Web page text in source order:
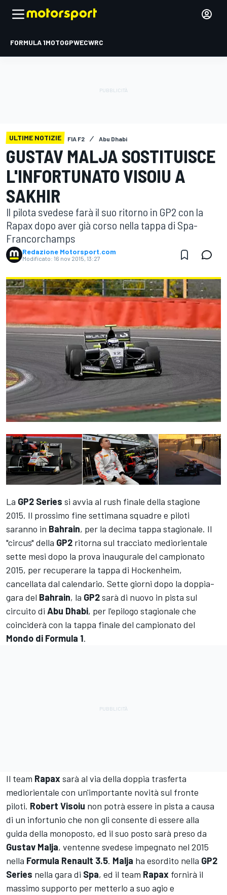
FORMULA 1MOTOGPWECWRC
ULTIME NOTIZIE FIA F2 Abu Dhabi
GUSTAV MALJA SOSTITUISCE
L'INFORTUNATO VISOIU A
SAKHIR
Il pilota svedese farà il suo ritorno in GP2 con la
Rapax dopo aver già corso nella tappa di Spa-
Francorchamps
Redazione Motorsport.com
Modificato: 16 nov 2015, 13:27
La GP2 Series si avvia al rush finale della stagione
2015. Il prossimo fine settimana squadre e piloti
saranno in Bahrain, per la decima tappa stagionale. Il
"circus" della GP2 ritorna sul tracciato mediorientale
sette mesi dopo la prova inaugurale del campionato
2015, per recuperare la tappa di Hockenheim,
cancellata dal calendario. Sette giorni dopo la doppia-
gara del Bahrain, la GP2sarà di nuovo in pista sul
circuito di Abu Dhabi, per l'epilogo stagionale che
coinciderà con la tappa finale del campionato del
Mondo di Formula 1.
Il team Rapaxsarà al via della doppia trasferta
mediorientale con un'importante novità sul fronte
piloti. Robert Visoiu non potrà essere in pista a causa
di un infortunio che non gli consente di essere alla
guida della monoposto, ed il suo posto sarà preso da
Gustav Malja, ventenne svedese impegnato nel 2015
nella Formula Renault 3.5. Malja ha esordito nella GP2
Series nella gara di Spa, ed il team Rapax fornirà il
massimo supporto per metterlo a suo agio e